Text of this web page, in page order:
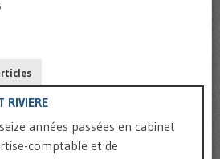
RIVIERE
années passées en cabinet
comptable et de